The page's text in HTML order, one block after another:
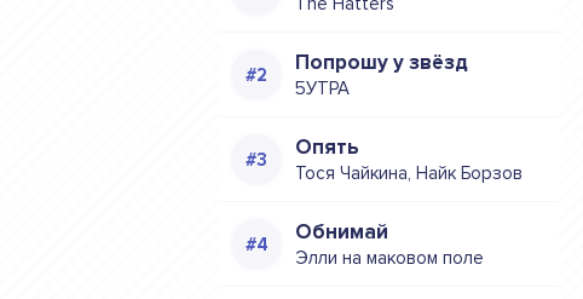
Попрошу у звёзд
5УТРА
Опять
Тося Чайкина, Найк Борзов
Обнимай
Элли на маковом поле